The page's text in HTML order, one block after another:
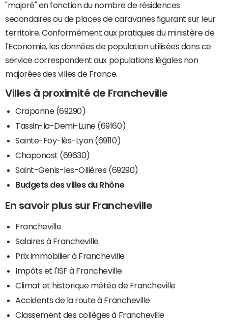
"majoré" en fonction du nombre de résidences
secondaires ou de places de caravanes figurant sur leur
territoire. Conformément aux pratiques du ministère de
l'Economie, les données de population utilisées dans ce
service correspondent aux populations légales non
majorées des villes de France.
Villes à proximité de Francheville
Craponne (69290)
Tassin-la-Demi-Lune (69160)
Sainte-Foy-lès-Lyon (69110)
Chaponost (69630)
Saint-Genis-les-Ollières (69290)
Budgets des villes du Rhône
En savoir plus sur Francheville
Francheville
Salaires à Francheville
Prix immobilier à Francheville
Impôts et l'ISF à Francheville
Climat et historique météo de Francheville
Accidents de la route à Francheville
Classement des collèges à Francheville